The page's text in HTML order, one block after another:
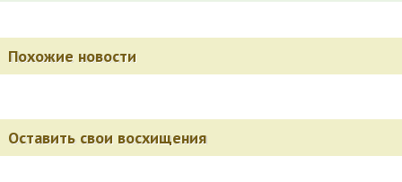
Похожие новости
Оставить свои восхищения